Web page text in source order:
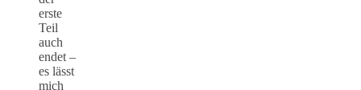
erste
Teil
auch
endet –
es lässt
mich